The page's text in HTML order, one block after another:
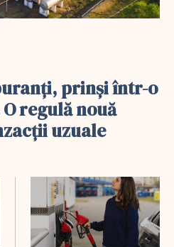
prinși într-o
regulă nouă
uzuale